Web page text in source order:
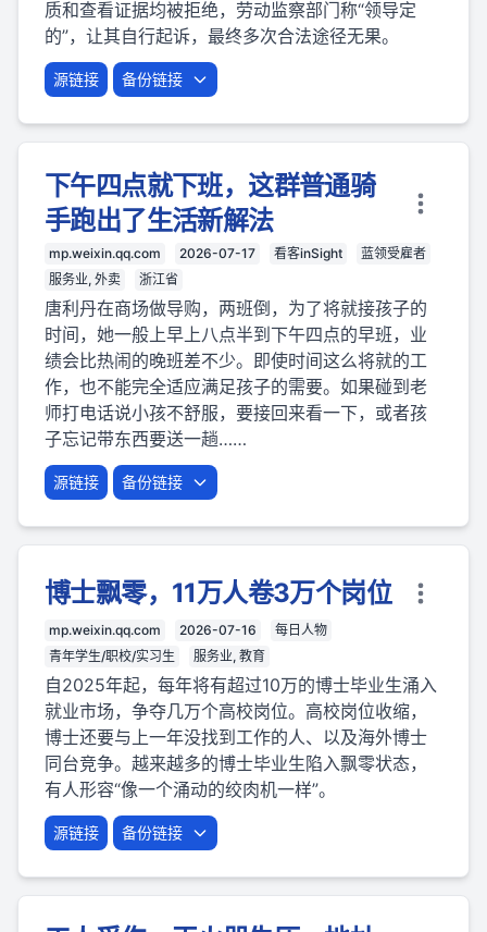
质和查看证据均被拒绝，劳动监察部门称“领导定
的”，让其自行起诉，最终多次合法途径无果。
源链接 备份链接
下午四点就下班，这群普通骑
手跑出了生活新解法
mp.weixin.qq.com 2026-07-17 看客inSight
蓝领受雇者
服务业, 外卖
浙江省
唐利丹在商场做导购，两班倒，为了将就接孩子的
时间，她一般上早上八点半到下午四点的早班，业
绩会比热闹的晚班差不少。即使时间这么将就的工
作，也不能完全适应满足孩子的需要。如果碰到老
师打电话说小孩不舒服，要接回来看一下，或者孩
子忘记带东西要送一趟……
源链接 备份链接
博士飘零，11万人卷3万个岗位
mp.weixin.qq.com 2026-07-16
每日人物
青年学生/职校/实习生
服务业, 教育
自2025年起，每年将有超过10万的博士毕业生涌入
就业市场，争夺几万个高校岗位。高校岗位收缩，
博士还要与上一年没找到工作的人、以及海外博士
同台竞争。越来越多的博士毕业生陷入飘零状态，
有人形容“像一个涌动的绞肉机一样”。
源链接 备份链接